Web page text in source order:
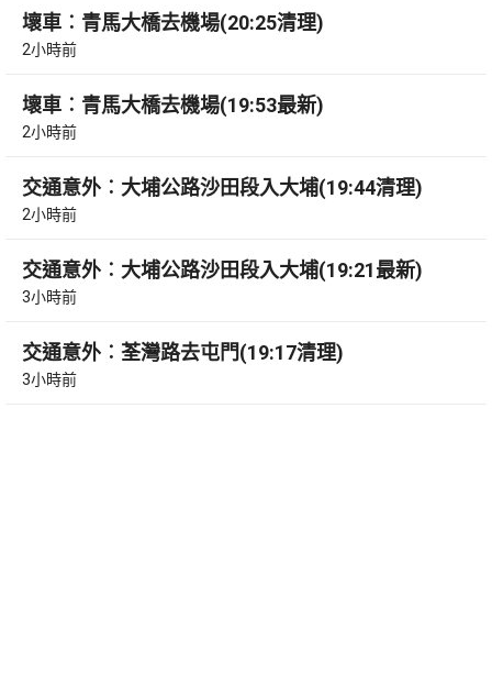
壞車︰青馬大橋去機場(20:25清理)
2小時前
壞車︰青馬大橋去機場(19:53最新)
2小時前
交通意外︰大埔公路沙田段入大埔(19:44清理)
2小時前
交通意外︰大埔公路沙田段入大埔(19:21最新)
3小時前
交通意外︰荃灣路去屯門(19:17清理)
3小時前